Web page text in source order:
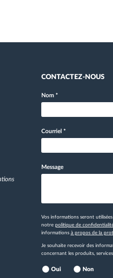
CONTACTEZ-NOUS
Nom *
Courriel *
Message
Vos informations seront
notre politique de
informations à propos de la
Je souhaite recevoir des
concernant les produits,
Oui Non